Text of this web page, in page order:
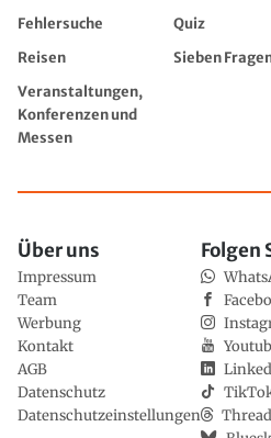
Fehlersuche
Quiz
Reisen
Sieben
Veranstaltungen,
Konferenzen und
Messen
Über uns
Impressum
Team
Werbung
Kontakt
AGB
Datenschutz
Datenschutzeinstellungen
Folgen